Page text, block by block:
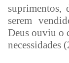
suprimentos,
serem
Deus ouviu o
necessidades